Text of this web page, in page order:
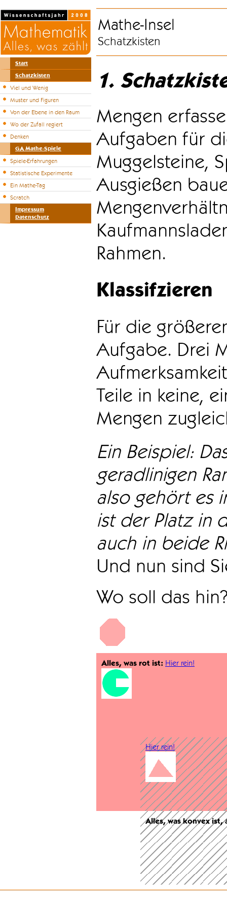
Start
Schatzkisten
Viel und Wenig
Muster und Figuren
Von der Ebene in den Raum
Wo der Zufall regiert
Denken
GA Mathe-Spiele
Spiele-Erfahrungen
Statistische Experimente
Ein Mathe-Tag
Scratch
Impressum
Datenschutz
Mathe-Insel
Schatzkisten
1.
Mengen
Aufgaben für
Muggelsteine,
Ausgießen
Rahmen.
Klassifzieren
Für die
Aufgabe. Drei
Teile in keine,
Mengen
Ein Beispiel:
geradlinigen
also gehört es
ist der Platz in
auch in beide
Und nun sind
Wo soll das
Alles, was rot ist: Hier rein!
Hier rein!
Alles, was konvex